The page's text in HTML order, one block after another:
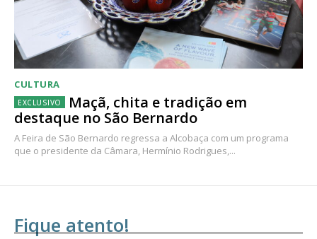
CULTURA
Maçã, chita e tradição em
destaque no São Bernardo
A Feira de São Bernardo regressa a Alcobaça com um programa
que o presidente da Câmara, Hermínio Rodrigues,...
Fique atento!